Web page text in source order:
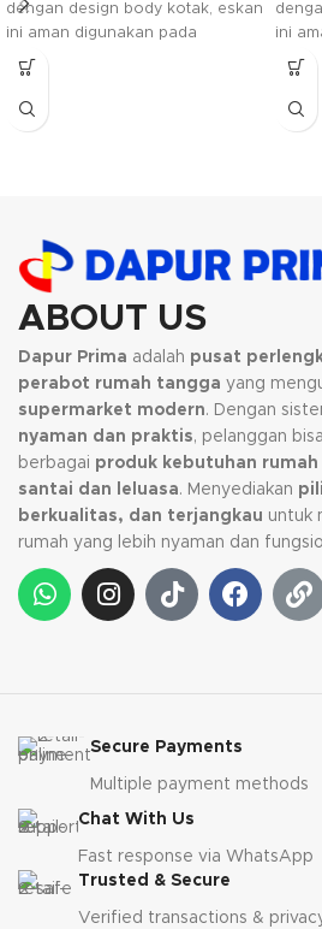
dengan design body kotak, eskan
ini aman digunakan pada
microwave dengan suhu maximal
60c dan aman digunakan pada
mesin pencuci piring elektrik.
ini
60c
ABOUT US
Dapur Prima adalah pusat
perabot rumah tangga yang
supermarket modern. Dengan
nyaman dan praktis, pelanggan
berbagai produk kebutuhan
santai dan leluasa. Menyediakan
berkualitas, dan terjangkau untuk
rumah yang lebih nyaman dan
Secure Payments
Multiple payment methods
Chat With Us
Fast response via WhatsApp
Trusted & Secure
Verified transactions &